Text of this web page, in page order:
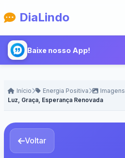
DiaLindo
Baixe nosso App!
Início Energia Positiva
Imagens
Luz, Graça, Esperança Renovada
Voltar